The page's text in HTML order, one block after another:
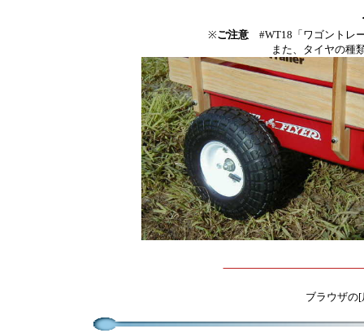
※ご注意 #WT18「ワゴントレ
また、タイヤの種
ブラウザの